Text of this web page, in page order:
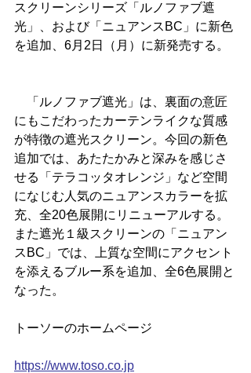
スクリーンシリーズ「ルノファブ遮
光」、および「ニュアンスBC」に新色
を追加、6月2日（月）に新発売する。
「ルノファブ遮光」は、裏面の意匠
にもこだわったカーテンライクな質感
が特徴の遮光スクリーン。今回の新色
追加では、あたたかみと深みを感じさ
せる「テラコッタオレンジ」など空間
になじむ人気のニュアンスカラーを拡
充、全20色展開にリニューアルする。
また遮光１級スクリーンの「ニュアン
スBC」では、上質な空間にアクセント
を添えるブルー系を追加、全6色展開と
なった。
トーソーのホームページ
https://www.toso.co.jp